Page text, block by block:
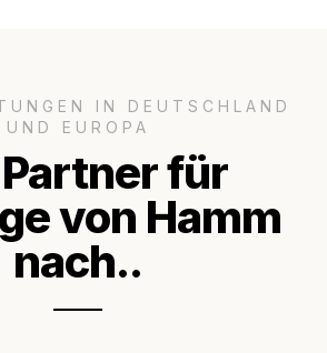
IN DEUTSCHLAND
UND EUROPA
für
von Hamm
nach..